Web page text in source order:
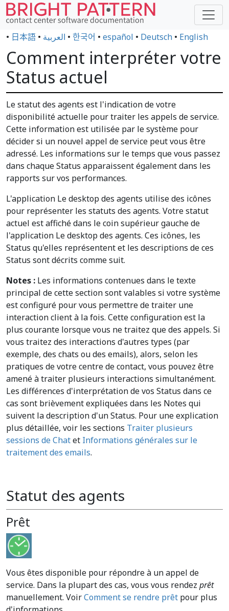
• 日本語 • العربية • 한국어 • español • Deutsch • English
Comment interpréter votre
Status actuel
Le statut des agents est l'indication de votre
disponibilité actuelle pour traiter les appels de service.
Cette information est utilisée par le système pour
décider si un nouvel appel de service peut vous être
adressé. Les informations sur le temps que vous passez
dans chaque Status apparaissent également dans les
rapports sur vos performances.
L'application Le desktop des agents utilise des icônes
pour représenter les statuts des agents. Votre statut
actuel est affiché dans le coin supérieur gauche de
l'application Le desktop des agents. Ces icônes, les
Status qu'elles représentent et les descriptions de ces
Status sont décrits comme suit.
Notes : Les informations contenues dans le texte
principal de cette section sont valables si votre système
est configuré pour vous permettre de traiter une
interaction client à la fois. Cette configuration est la
plus courante lorsque vous ne traitez que des appels. Si
vous traitez des interactions d'autres types (par
exemple, des chats ou des emails), alors, selon les
pratiques de votre centre de contact, vous pouvez être
amené à traiter plusieurs interactions simultanément.
Les différences d'interprétation de vos Status dans ce
cas sont brièvement expliquées dans les Notes qui
suivent la description d'un Status. Pour une explication
plus détaillée, voir les sections Traiter plusieurs
sessions de Chatet Informations générales sur le
traitement des emails.
Statut des agents
Prêt
Vous êtes disponible pour répondre à un appel de
service. Dans la plupart des cas, vous vous rendez prêt
manuellement. VoirComment se rendre prêt pour plus